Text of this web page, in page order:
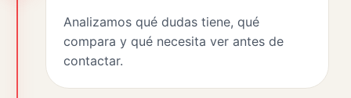
Analizamos qué dudas tiene, qué
compara y qué necesita ver antes de
contactar.